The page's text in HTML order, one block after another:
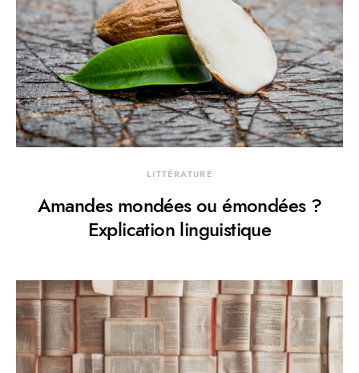
LITTÉRATURE
Amandes mondées ou émondées ?
Explication linguistique